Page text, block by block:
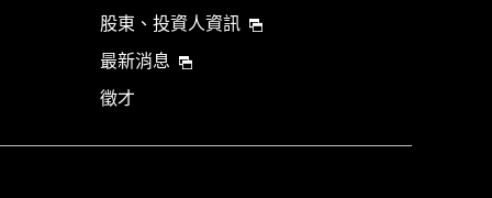
股東、投資人資訊
最新消息
徵才